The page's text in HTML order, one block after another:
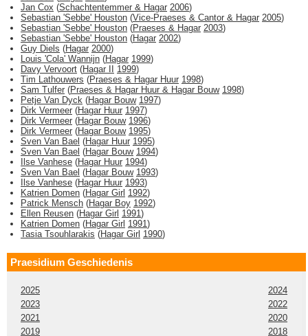
Jan Cox (Schachtentemmer & Hagar 2006)
Sebastian 'Sebbe' Houston (Vice-Praeses & Cantor & Hagar 2005)
Sebastian 'Sebbe' Houston (Praeses & Hagar 2003)
Sebastian 'Sebbe' Houston (Hagar 2002)
Guy Diels (Hagar 2000)
Louis 'Cola' Wannijn (Hagar 1999)
Davy Vervoort (Hagar II 1999)
Tim Lathouwers (Praeses & Hagar Huur 1998)
Sam Tulfer (Praeses & Hagar Huur & Hagar Bouw 1998)
Petje Van Dyck (Hagar Bouw 1997)
Dirk Vermeer (Hagar Huur 1997)
Dirk Vermeer (Hagar Bouw 1996)
Dirk Vermeer (Hagar Bouw 1995)
Sven Van Bael (Hagar Huur 1995)
Sven Van Bael (Hagar Bouw 1994)
Ilse Vanhese (Hagar Huur 1994)
Sven Van Bael (Hagar Bouw 1993)
Ilse Vanhese (Hagar Huur 1993)
Katrien Domen (Hagar Girl 1992)
Patrick Mensch (Hagar Boy 1992)
Ellen Reusen (Hagar Girl 1991)
Katrien Domen (Hagar Girl 1991)
Tasia Tsouhlarakis (Hagar Girl 1990)
Praesidium Geschiedenis
2025
2024
2023
2022
2021
2020
2019
2018